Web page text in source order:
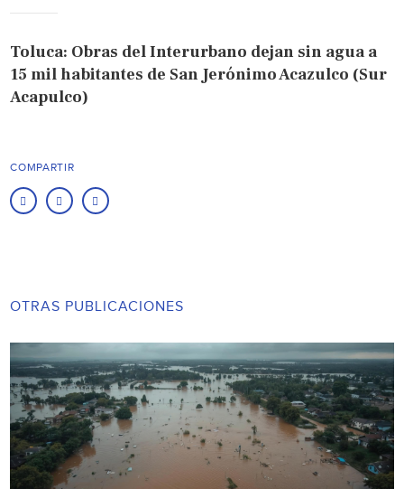
Toluca: Obras del Interurbano dejan sin agua a
15 mil habitantes de San Jerónimo Acazulco (Sur
Acapulco)
COMPARTIR
OTRAS PUBLICACIONES